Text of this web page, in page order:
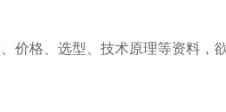
价格、选型、技术原理等资料，